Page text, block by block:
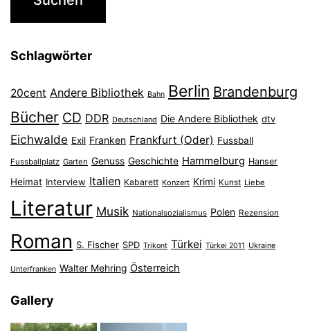
Schlagwörter
20cent Andere Bibliothek Bahn Berlin Brandenburg
Bücher CD DDR Deutschland Die Andere Bibliothek dtv
Eichwalde Exil Franken Frankfurt (Oder) Fussball
Fussballplatz Garten Genuss Geschichte Hammelburg Hanser
Heimat Interview Italien Kabarett Konzert Krimi Kunst Liebe
Literatur Musik Nationalsozialismus Polen Rezension
Roman S. Fischer SPD Trikont Türkei Türkei 2011 Ukraine
Unterfranken Walter Mehring Österreich
Gallery